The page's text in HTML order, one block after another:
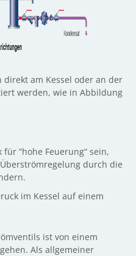
am Kessel oder an der
werden, wie in Abbildung
“hohe Feuerung“ sein,
durch die
im Kessel auf einem
ist von einem
Als allgemeiner